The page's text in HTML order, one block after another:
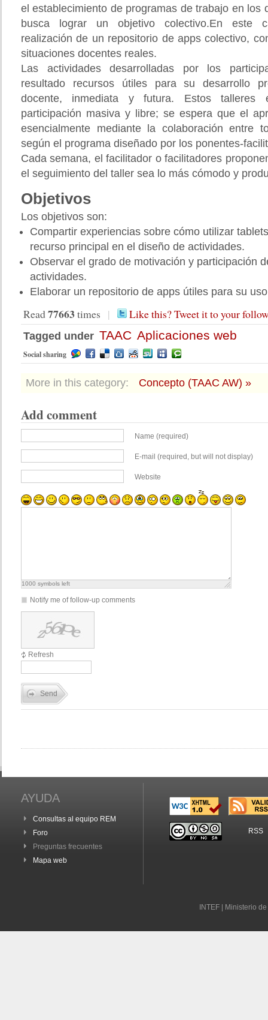
el establecimiento de programas de trabajo en los
busca lograr un objetivo colectivo.En este
realización de un repositorio de apps colectivo,
situaciones docentes reales.
Las actividades desarrolladas por los
resultado recursos útiles para su desarrollo
docente, inmediata y futura. Estos
participación masiva y libre; se espera que el
esencialmente mediante la colaboración entre
según el programa diseñado por los ponentes-
Cada semana, el facilitador o facilitadores
el seguimiento del taller sea lo más cómodo y
Objetivos
Los objetivos son:
Compartir experiencias sobre cómo utilizar
recurso principal en el diseño de actividades.
Observar el grado de motivación y participación
actividades.
Elaborar un repositorio de apps útiles para su
Read77663times | Like this? Tweet it to your
Tagged under TAAC Aplicaciones web
Social sharing
More in this category: Concepto (TAAC AW) »
Add comment
Name (required)
E-mail (required, but will not display)
Website
1000 symbols left
Notify me of follow-up comments
Refresh
Send
AYUDA
Consultas al equipo REM
Foro
Preguntas frecuentes
Mapa web
RSS
INTEF | Ministerio